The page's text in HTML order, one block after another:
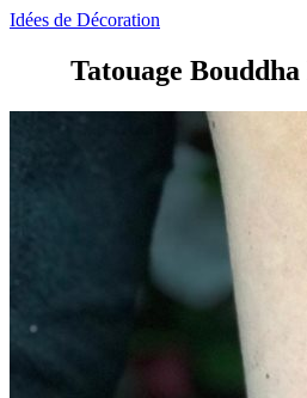
Idées de Décoration
Tatouage